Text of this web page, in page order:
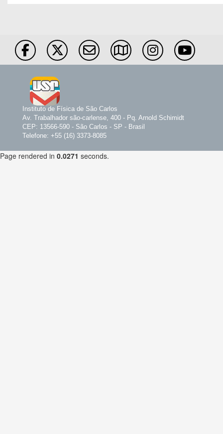
Instituto de Física de São Carlos
Av. Trabalhador são-carlense, 400 - Pq. Arnold Schimidt
CEP: 13566-590 - São Carlos - SP - Brasil
Telefone: +55 (16) 3373-8085
Page rendered in 0.0271 seconds.